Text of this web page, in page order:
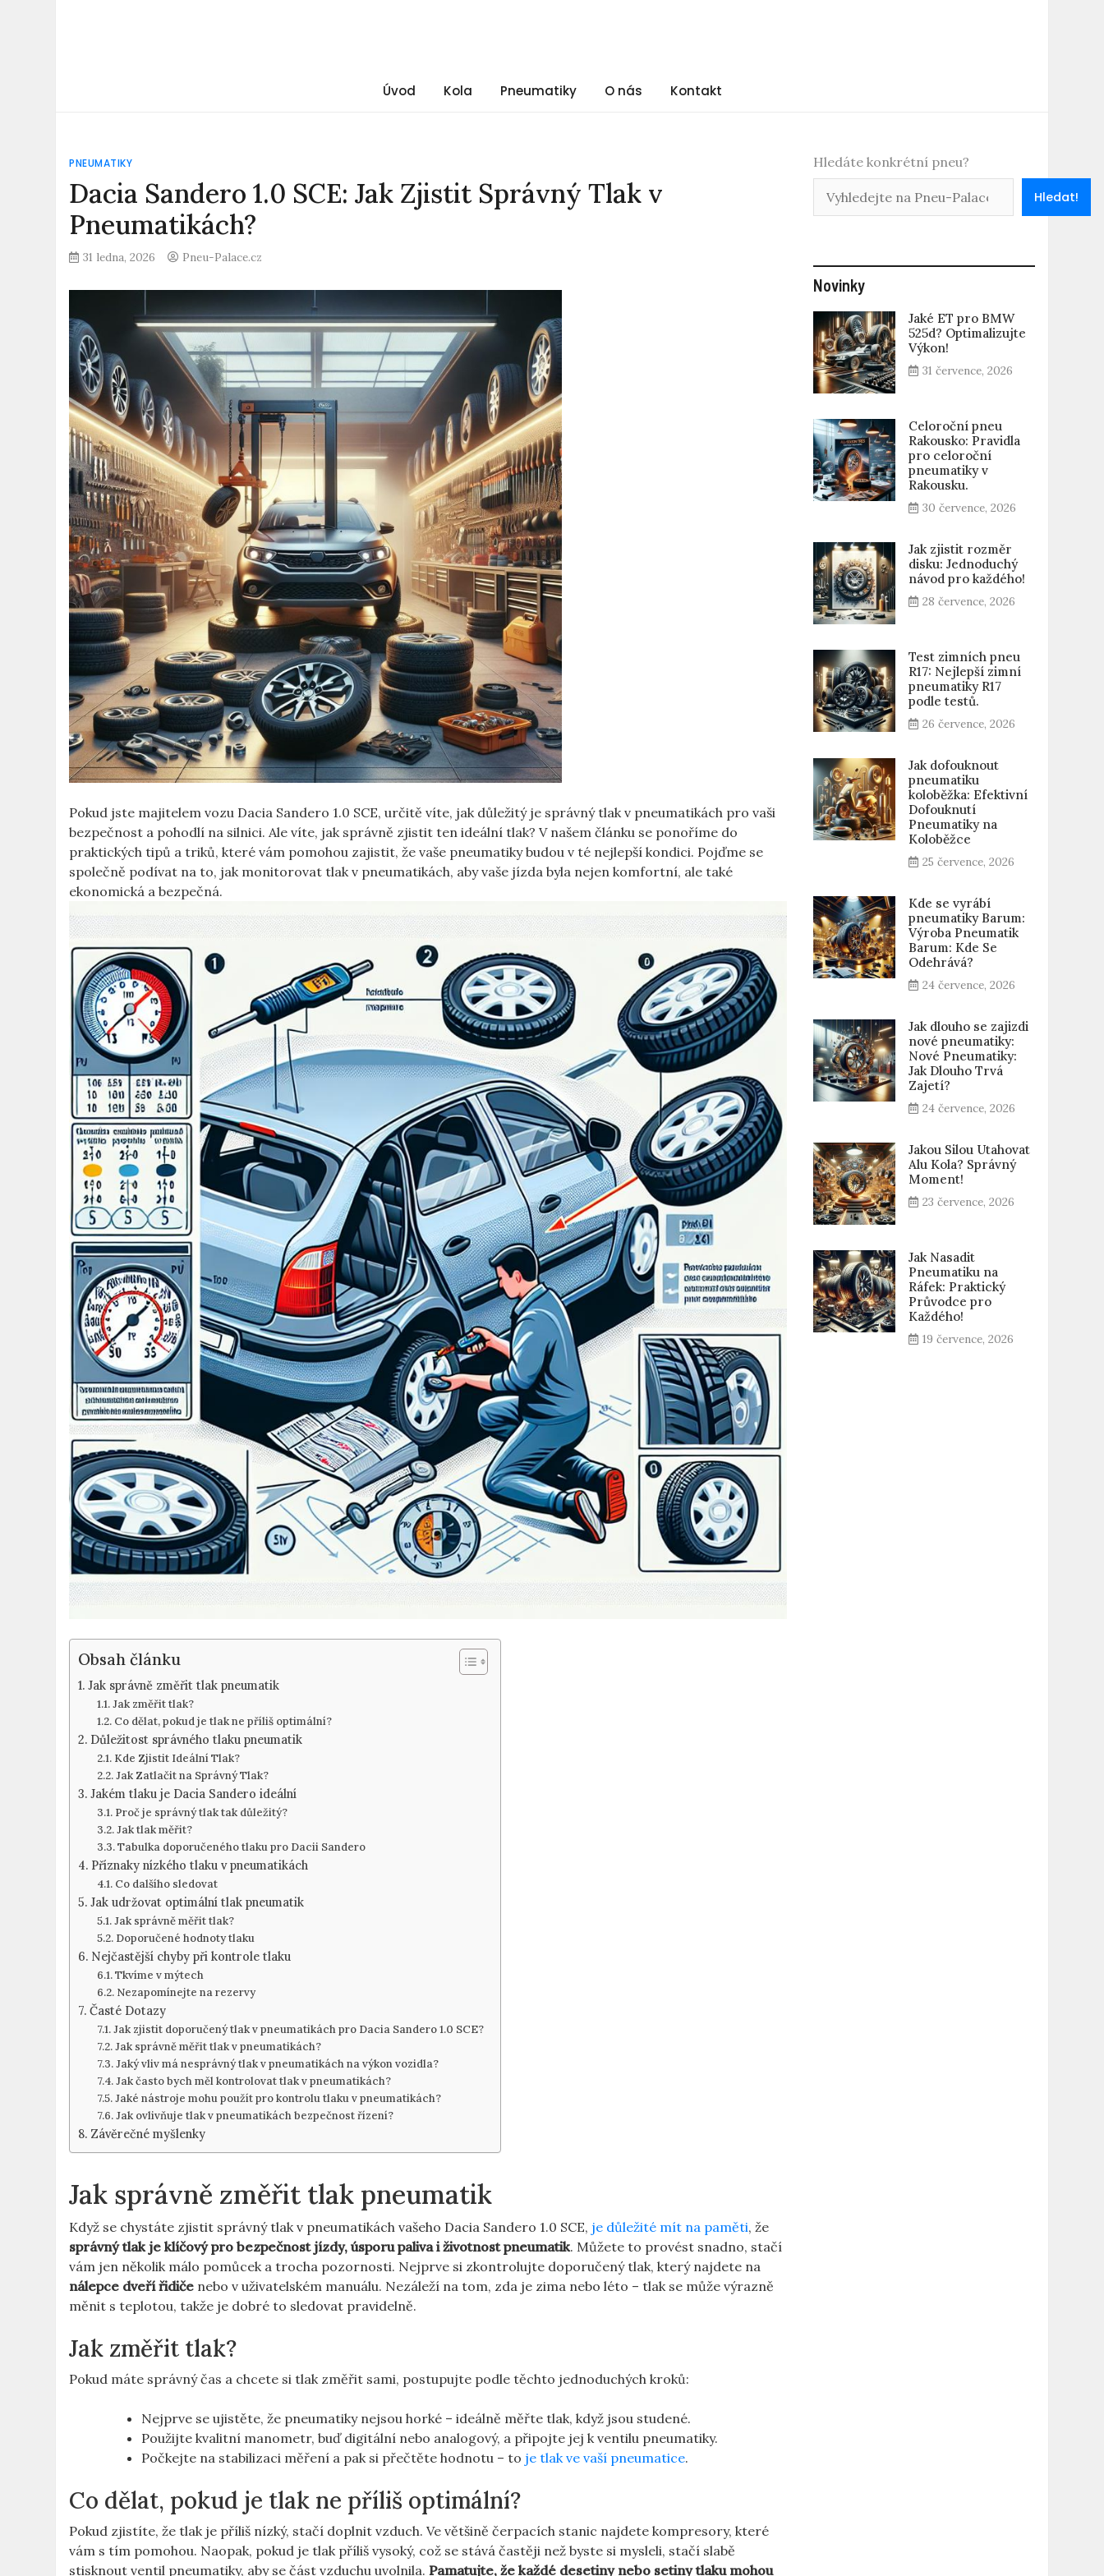
Úvod Kola Pneumatiky O nás Kontakt
PNEUMATIKY
Dacia Sandero 1.0 SCE: Jak Zjistit Správný Tlak v
Pneumatikách?
31 ledna, 2026 Pneu-Palace.cz
Pokud jste majitelem vozu ‍Dacia Sandero‌ 1.0 SCE, určitě víte, jak důležitý je správný tlak v pneumatikách pro vaši
bezpečnost a pohodlí na silnici. Ale víte, jak správně zjistit ten ideální tlak? V našem článku se ponoříme ‌do
‌praktických tipů a triků, které vám pomohou zajistit, že vaše pneumatiky budou v té nejlepší kondici. Pojďme se
společně podívat‍ na to, jak monitorovat tlak v ‍pneumatikách, aby vaše jízda byla nejen komfortní, ale také
ekonomická a bezpečná.
Obsah článku
Jak ⁣správně změřit tlak pneumatik
Jak změřit ​tlak?
Co dělat, pokud je tlak ne příliš optimální?
Důležitost správného tlaku ​pneumatik
Kde Zjistit Ideální Tlak?
Jak Zatlačit​ na Správný Tlak?
Jakém tlaku je Dacia Sandero ideální
Proč⁤ je správný tlak tak ⁤důležitý?
Jak‌ tlak měřit?
Tabulka doporučeného tlaku pro Dacii Sandero
Příznaky ⁣nízkého tlaku ⁣v pneumatikách
Co dalšího sledovat
Jak udržovat optimální tlak pneumatik
Jak správně měřit tlak?
Doporučené hodnoty tlaku
Nejčastější chyby při kontrole tlaku
Tkvíme v mýtech
Nezapomínejte na rezervy
Časté Dotazy
Jak zjistit doporučený tlak v pneumatikách pro Dacia Sandero 1.0 SCE?
Jak​ správně měřit tlak ⁢v pneumatikách?
Jaký vliv má nesprávný‍ tlak v pneumatikách na ⁢výkon vozidla?
Jak často bych⁤ měl kontrolovat tlak v pneumatikách?
Jaké nástroje mohu​ použít pro kontrolu tlaku v pneumatikách?
Jak ovlivňuje tlak v pneumatikách bezpečnost řízení?
Závěrečné myšlenky
Jak ⁣správně změřit tlak pneumatik
Když se chystáte ‍zjistit správný tlak‍ v pneumatikách vašeho Dacia Sandero 1.0 SCE, je důležité mít na paměti, že
správný tlak ⁢je⁤ klíčový pro bezpečnost jízdy, ​úsporu paliva i životnost⁣ pneumatik. Můžete to provést snadno, stačí
vám jen několik málo pomůcek‍ a trocha pozornosti. Nejprve si zkontrolujte doporučený tlak, který najdete na
nálepce dveří řidiče nebo v uživatelském manuálu. Nezáleží na tom, zda je zima nebo léto – tlak se může výrazně
měnit s teplotou, takže je dobré to ​sledovat pravidelně.
Jak změřit ​tlak?
Pokud máte správný čas a chcete si tlak ​změřit sami,​ postupujte podle⁤ těchto jednoduchých kroků:
Nejprve se ujistěte, že pneumatiky nejsou horké ​–⁤ ideálně měřte⁤ tlak,⁤ když ‍jsou studené.
Použijte kvalitní manometr, buď digitální nebo analogový, a připojte jej k ventilu pneumatiky.
Počkejte na stabilizaci měření a pak si přečtěte hodnotu – to je tlak ve vaší pneumatice.
Co dělat, pokud je tlak ne příliš optimální?
Pokud zjistíte, že tlak je příliš nízký, stačí doplnit vzduch. Ve⁤ většině čerpacích stanic najdete kompresory, které⁣
vám ​s tím pomohou. Naopak, pokud je tlak příliš vysoký, což se stává častěji než byste si mysleli, stačí slabě
stisknout ventil pneumatiky, aby se část vzduchu uvolnila. Pamatujte, že každé desetiny nebo setiny tlaku mohou‌
Hledáte konkrétní pneu?
Hledat!
Novinky
Jaké ET pro BMW
525d? Optimalizujte
Výkon!
31 července, 2026
Celoroční pneu
Rakousko: Pravidla
pro celoroční
pneumatiky v
Rakousku.
30 července, 2026
Jak zjistit rozměr
disku: Jednoduchý
návod pro každého!
28 července, 2026
Test zimních pneu
R17: Nejlepší zimní
pneumatiky R17
podle testů.
26 července, 2026
Jak dofouknout
pneumatiku
koloběžka: Efektivní
Dofouknutí
Pneumatiky na
Koloběžce
25 července, 2026
Kde se vyrábí
pneumatiky Barum:
Výroba Pneumatik
Barum: Kde Se
Odehrává?
24 července, 2026
Jak dlouho se zajizdi
nové pneumatiky:
Nové Pneumatiky:
Jak Dlouho Trvá
Zajetí?
24 července, 2026
Jakou Silou Utahovat
Alu Kola? Správný
Moment!
23 července, 2026
Jak Nasadit
Pneumatiku na
Ráfek: Praktický
Průvodce pro
Každého!
19 července, 2026